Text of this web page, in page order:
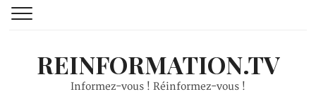
REINFORMATION.TV
Informez-vous ! Réinformez-vous !